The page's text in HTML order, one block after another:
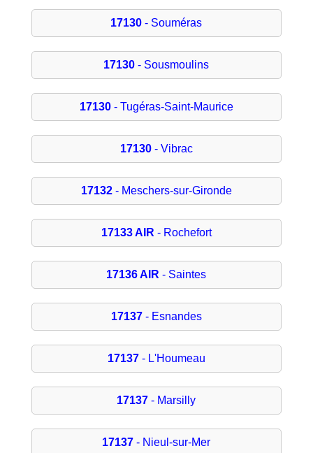
17130 - Souméras
17130 - Sousmoulins
17130- Tugéras-Saint-Maurice
17130- Vibrac
17132- Meschers-sur-Gironde
17133 AIR - Rochefort
17136 AIR - Saintes
17137- Esnandes
17137- L'Houmeau
17137 - Marsilly
17137 - Nieul-sur-Mer